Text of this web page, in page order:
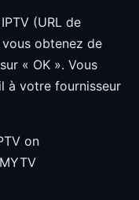
(URL de
vous obtenez de
« OK ». Vous
à votre fournisseur